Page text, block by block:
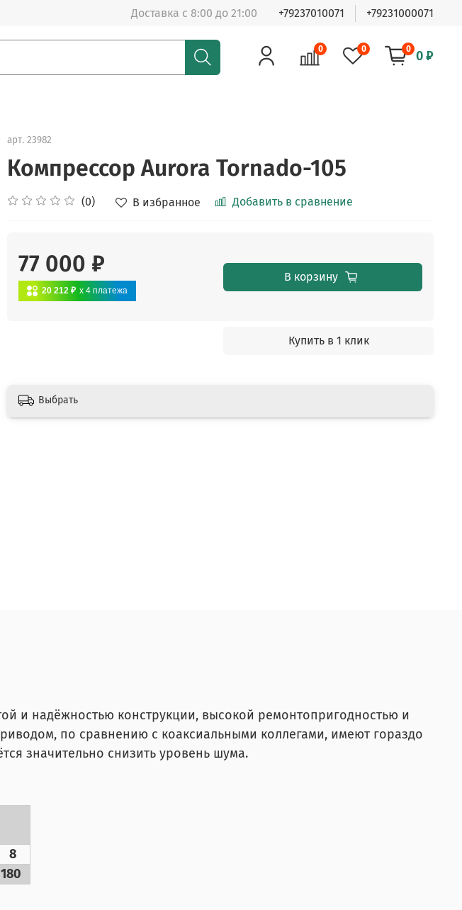
Доставка с 8:00 до 21:00 +79237010071 +79231000071
0 0 0 0 ₽
арт. 23982
Компрессор Aurora Tornado-105
(0) В избранное Добавить в сравнение
77 000 ₽
20 212 ₽ x 4 платежа
В корзину
Купить в 1 клик
Выбрать
и надёжностью конструкции, высокой ремонтопригодностью и
по сравнению с коаксиальными коллегами, имеют гораздо
значительно снизить уровень шума.
8
180